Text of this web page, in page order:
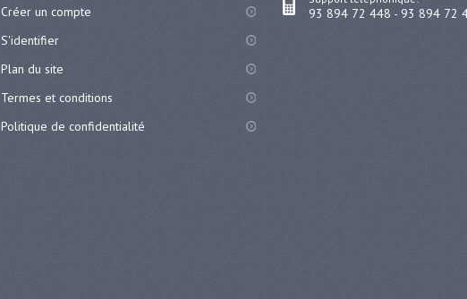
Créer un compte
S'identifier
Plan du site
Termes et conditions
Politique de confidentialité
93 894 72 448 - 93 894 72